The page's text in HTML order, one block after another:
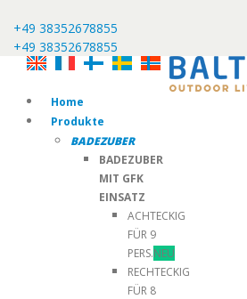
+49 38352678855
+49 38352678855
Home
Produkte
BADEZUBER
BADEZUBER
MIT GFK
EINSATZ
ACHTECKIG
FÜR 9
PERS.NEU
RECHTECKIG
FÜR 8